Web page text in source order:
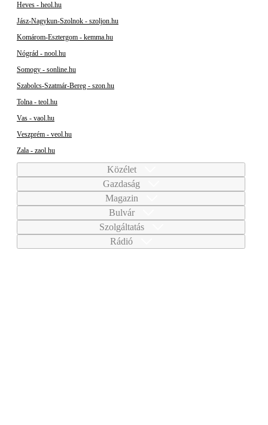
Heves - heol.hu
Jász-Nagykun-Szolnok - szoljon.hu
Komárom-Esztergom - kemma.hu
Nógrád - nool.hu
Somogy - sonline.hu
Szabolcs-Szatmár-Bereg - szon.hu
Tolna - teol.hu
Vas - vaol.hu
Veszprém - veol.hu
Zala - zaol.hu
Közélet
Gazdaság
Magazin
Bulvár
Szolgáltatás
Rádió